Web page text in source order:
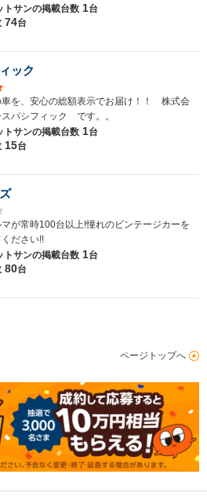
トサンの掲載台数 1台
74台
ック
車を、安心の総額表示でお届け！！ 株式会
パシフィック です。。
トサンの掲載台数 1台
15台
マが常時100台以上!憧れのビンテージカーを
ださい!!
トサンの掲載台数 1台
80台
ページトップへ